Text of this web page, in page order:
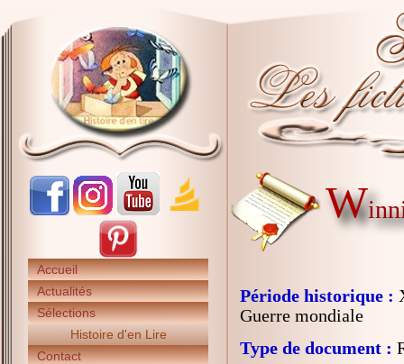
Accueil
Actualités
Sélections
Histoire d'en Lire
Contact
W
Période historique :
Guerre mondiale
Type de document :